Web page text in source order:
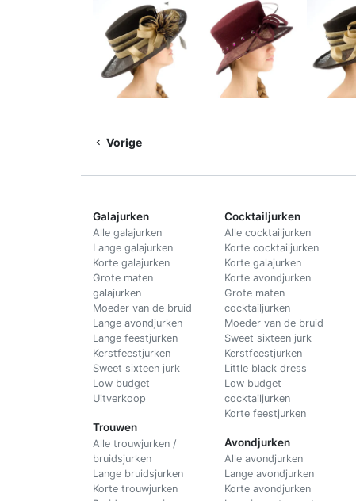
Vorige
Galajurken
Alle galajurken
Lange galajurken
Korte galajurken
Grote maten
galajurken
Moeder van de bruid
Lange avondjurken
Lange feestjurken
Kerstfeestjurken
Sweet sixteen jurk
Low budget
Uitverkoop
Trouwen
Alle trouwjurken /
bruidsjurken
Lange bruidsjurken
Korte trouwjurken
Cocktailjurken
Alle cocktailjurken
Korte cocktailjurken
Korte galajurken
Korte avondjurken
Grote maten
cocktailjurken
Moeder van de bruid
Sweet sixteen jurk
Kerstfeestjurken
Little black dress
Low budget
cocktailjurken
Korte feestjurken
Avondjurken
Alle avondjurken
Lange avondjurken
Korte avondjurken